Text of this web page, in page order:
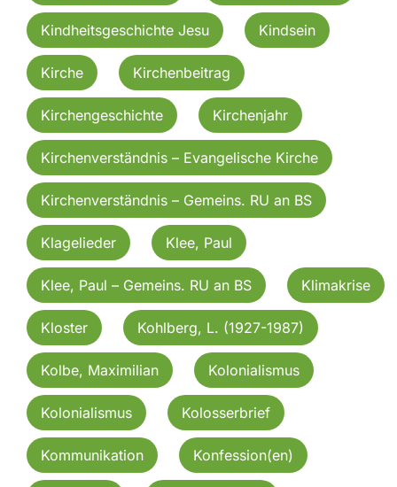
Kindheitsgeschichte Jesu Kindsein
Kirche Kirchenbeitrag
Kirchengeschichte Kirchenjahr
Kirchenverständnis – Evangelische Kirche
Kirchenverständnis – Gemeins. RU an BS
Klagelieder Klee, Paul
Klee, Paul – Gemeins. RU an BS Klimakrise
Kloster Kohlberg, L. (1927-1987)
Kolbe, Maximilian Kolonialismus
Kolonialismus Kolosserbrief
Kommunikation Konfession(en)